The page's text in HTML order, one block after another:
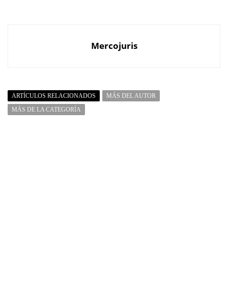
Mercojuris
ARTÍCULOS RELACIONADOS
MÁS DEL AUTOR
MÁS DE LA CATEGORÍA